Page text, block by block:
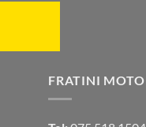
FRATINI MOTO